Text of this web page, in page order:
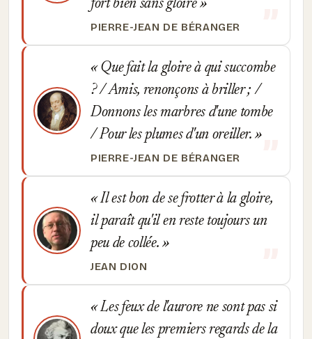
fort bien sans gloire
PIERRE-JEAN DE BÉRANGER
Que fait la gloire à qui succombe
? / Amis, renonçons à briller ; /
Donnons les marbres d'une tombe
/ Pour les plumes d'un oreiller.
PIERRE-JEAN DE BÉRANGER
Il est bon de se frotter à la gloire,
il paraît qu'il en reste toujours un
peu de collée.
JEAN DION
Les feux de l'aurore ne sont pas si
doux que les premiers regards de la